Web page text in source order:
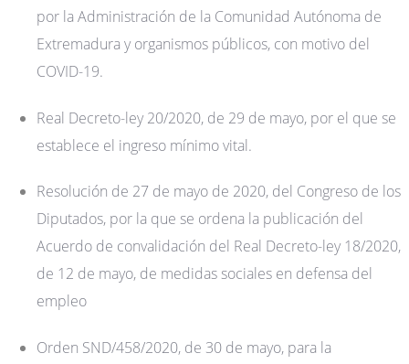
por la Administración de la Comunidad Autónoma de
Extremadura y organismos públicos, con motivo del
COVID-19.
Real Decreto-ley 20/2020, de 29 de mayo, por el que se
establece el ingreso mínimo vital.
Resolución de 27 de mayo de 2020, del Congreso de los
Diputados, por la que se ordena la publicación del
Acuerdo de convalidación del Real Decreto-ley 18/2020,
de 12 de mayo, de medidas sociales en defensa del
empleo
Orden SND/458/2020, de 30 de mayo, para la